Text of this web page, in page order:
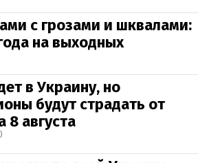
с грозами и шквалами:
на выходных
в Украину, но
будут страдать от
8 августа